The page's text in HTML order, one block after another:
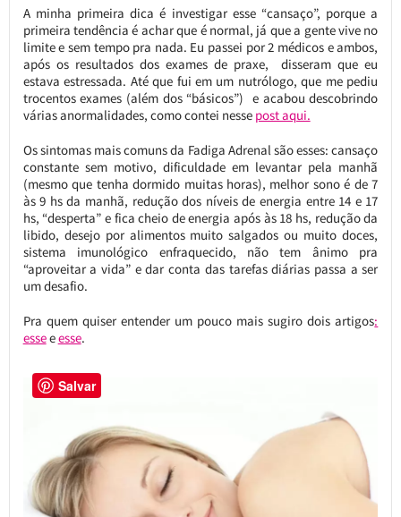
A minha primeira dica é investigar esse “cansaço”, porque a
primeira tendência é achar que é normal, já que a gente vive no
limite e sem tempo pra nada. Eu passei por 2 médicos e ambos,
após os resultados dos exames de praxe, disseram que eu
estava estressada. Até que fui em um nutrólogo, que me pediu
trocentos exames (além dos “básicos”) e acabou descobrindo
várias anormalidades, como contei nesse post aqui.
Os sintomas mais comuns da Fadiga Adrenal são esses: cansaço
constante sem motivo, dificuldade em levantar pela manhã
(mesmo que tenha dormido muitas horas), melhor sono é de 7
às 9 hs da manhã, redução dos níveis de energia entre 14 e 17
hs, “desperta” e fica cheio de energia após às 18 hs, redução da
libido, desejo por alimentos muito salgados ou muito doces,
sistema imunológico enfraquecido, não tem ânimo pra
“aproveitar a vida” e dar conta das tarefas diárias passa a ser
um desafio.
Pra quem quiser entender um pouco mais sugiro dois artigos:
esseeesse.
Salvar